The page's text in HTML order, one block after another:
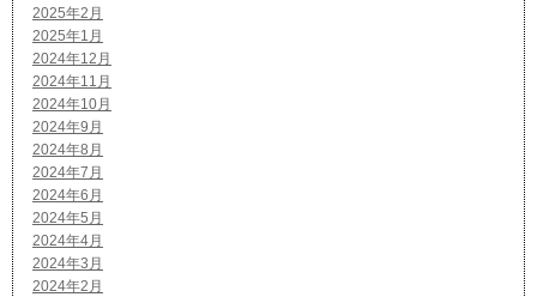
2025年2月
2025年1月
2024年12月
2024年11月
2024年10月
2024年9月
2024年8月
2024年7月
2024年6月
2024年5月
2024年4月
2024年3月
2024年2月